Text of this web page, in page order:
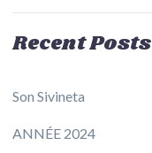
Recent Posts
Son Sivineta
ANNÉE 2024